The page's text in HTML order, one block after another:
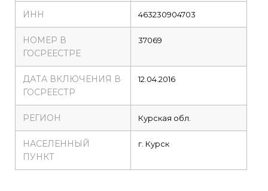
ИНН 463230904703
НОМЕР В
ГОСРЕЕСТРЕ
37069
ДАТА ВКЛЮЧЕНИЯ В
ГОСРЕЕСТР
12.04.2016
РЕГИОН Курская обл.
НАСЕЛЕННЫЙ
ПУНКТ
г. Курск